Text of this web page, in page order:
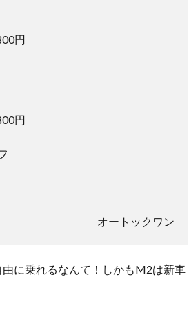
円
円
オートックワン
に乗れるなんて！しかもM2は新車